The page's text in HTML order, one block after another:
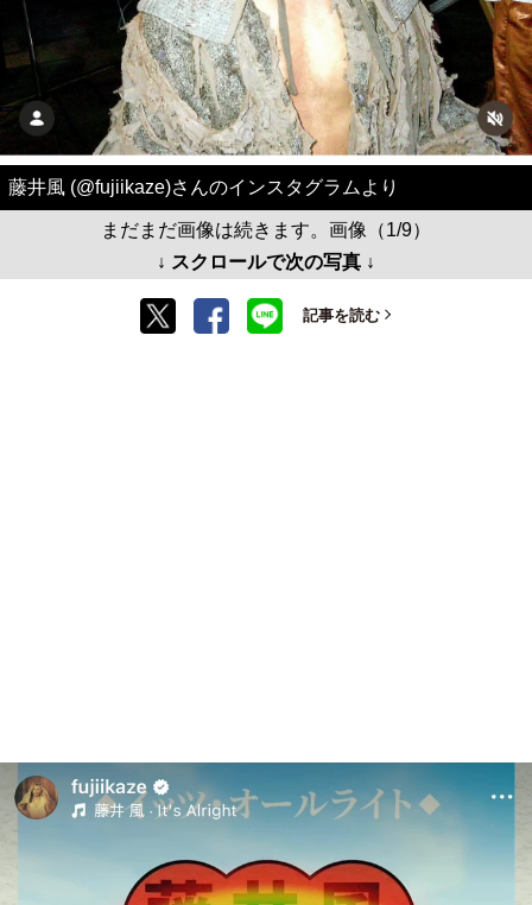
藤井風 (@fujiikaze)さんのインスタグラムより
まだまだ画像は続きます。画像（1/9）
↓ スクロールで次の写真 ↓
記事を読む